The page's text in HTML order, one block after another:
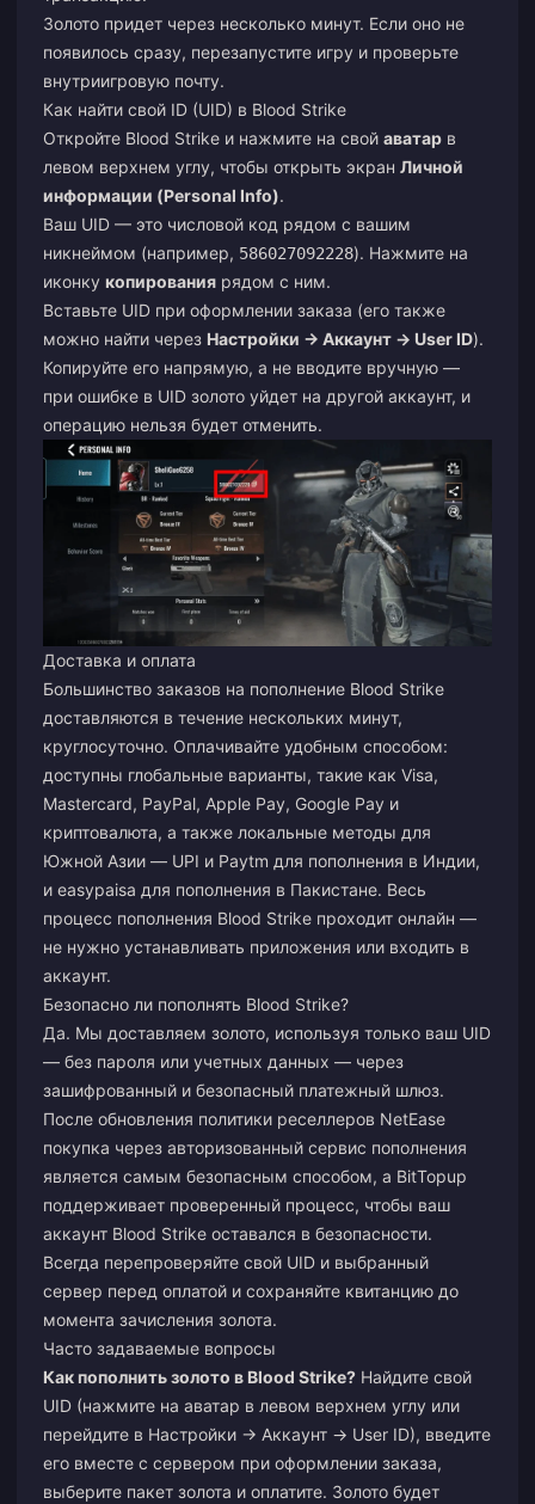
Золото придет через несколько минут. Если оно не
появилось сразу, перезапустите игру и проверьте
внутриигровую почту.
Как найти свой ID (UID) в Blood Strike
Откройте Blood Strike и нажмите на свой аватар в
левом верхнем углу, чтобы открыть экран Личной
информации (Personal Info).
Ваш UID — это числовой код рядом с вашим
никнеймом (например, 586027092228). Нажмите на
иконку копирования рядом с ним.
Вставьте UID при оформлении заказа (его также
можно найти через Настройки → Аккаунт → User ID).
Копируйте его напрямую, а не вводите вручную —
при ошибке в UID золото уйдет на другой аккаунт, и
операцию нельзя будет отменить.
Доставка и оплата
Большинство заказов на пополнение Blood Strike
доставляются в течение нескольких минут,
круглосуточно. Оплачивайте удобным способом:
доступны глобальные варианты, такие как Visa,
Mastercard, PayPal, Apple Pay, Google Pay и
криптовалюта, а также локальные методы для
Южной Азии — UPI и Paytm для пополнения в Индии,
и easypaisa для пополнения в Пакистане. Весь
процесс пополнения Blood Strike проходит онлайн —
не нужно устанавливать приложения или входить в
аккаунт.
Безопасно ли пополнять Blood Strike?
Да. Мы доставляем золото, используя только ваш UID
— без пароля или учетных данных — через
зашифрованный и безопасный платежный шлюз.
После обновления политики реселлеров NetEase
покупка через авторизованный сервис пополнения
является самым безопасным способом, а BitTopup
поддерживает проверенный процесс, чтобы ваш
аккаунт Blood Strike оставался в безопасности.
Всегда перепроверяйте свой UID и выбранный
сервер перед оплатой и сохраняйте квитанцию до
момента зачисления золота.
Часто задаваемые вопросы
Как пополнить золото в Blood Strike? Найдите свой
UID (нажмите на аватар в левом верхнем углу или
перейдите в Настройки → Аккаунт → User ID), введите
его вместе с сервером при оформлении заказа,
выберите пакет золота и оплатите. Золото будет